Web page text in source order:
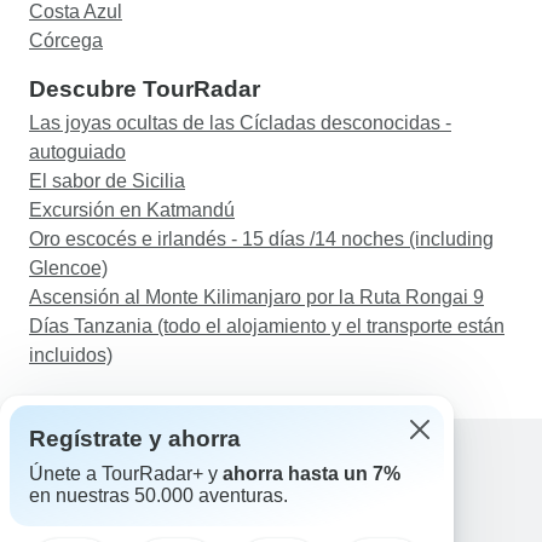
Costa Azul
Córcega
Descubre TourRadar
Las joyas ocultas de las Cícladas desconocidas -
autoguiado
El sabor de Sicilia
Excursión en Katmandú
Oro escocés e irlandés - 15 días /14 noches (including
Glencoe)
Ascensión al Monte Kilimanjaro por la Ruta Rongai 9
Días Tanzania (todo el alojamiento y el transporte están
incluidos)
Ayuda
Regístrate y ahorra
Únete a TourRadar+ y ahorra hasta un 7%
en nuestras 50.000 aventuras.